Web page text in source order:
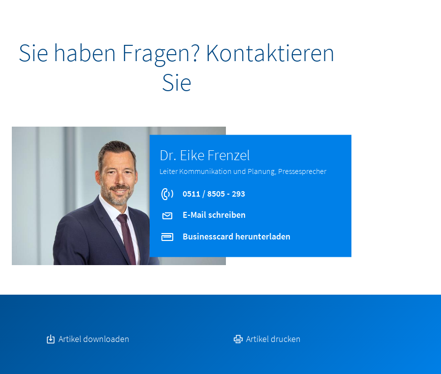
Sie haben Fragen? Kontaktieren
Sie
Dr. Eike Frenzel
Leiter Kommunikation und Planung, Pressesprecher
0511 / 8505 - 293
E-Mail schreiben
Businesscard herunterladen
Artikel downloaden Artikel drucken